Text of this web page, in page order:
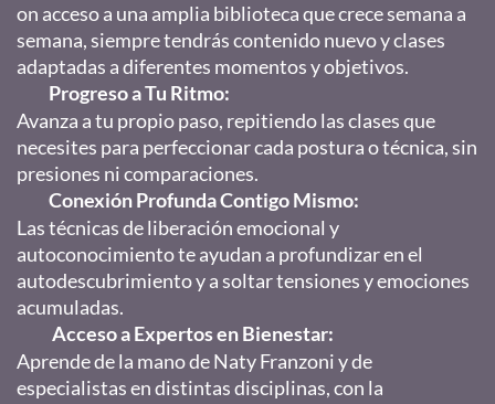
on acceso a una amplia biblioteca que crece semana a
semana, siempre tendrás contenido nuevo y clases
adaptadas a diferentes momentos y objetivos.
Progreso a Tu Ritmo:
Avanza a tu propio paso, repitiendo las clases que
necesites para perfeccionar cada postura o técnica, sin
presiones ni comparaciones.
Conexión Profunda Contigo Mismo:
Las técnicas de liberación emocional y
autoconocimiento te ayudan a profundizar en el
autodescubrimiento y a soltar tensiones y emociones
acumuladas.
Acceso a Expertos en Bienestar:
Aprende de la mano de Naty Franzoni y de
especialistas en distintas disciplinas, con la